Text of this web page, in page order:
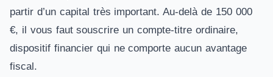
partir d’un capital très important. Au-delà de 150 000
€, il vous faut souscrire un compte-titre ordinaire,
dispositif financier qui ne comporte aucun avantage
fiscal.